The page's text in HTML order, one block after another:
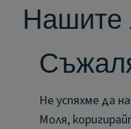
Нашите
Не успяхме да
Моля,